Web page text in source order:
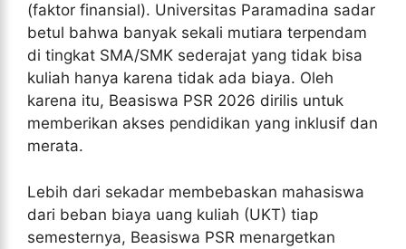
(faktor finansial). Universitas Paramadina sadar
betul bahwa banyak sekali mutiara terpendam
di tingkat SMA/SMK sederajat yang tidak bisa
kuliah hanya karena tidak ada biaya. Oleh
karena itu, Beasiswa PSR 2026 dirilis untuk
memberikan akses pendidikan yang inklusif dan
merata.
Lebih dari sekadar membebaskan mahasiswa
dari beban biaya uang kuliah (UKT) tiap
semesternya, Beasiswa PSR menargetkan